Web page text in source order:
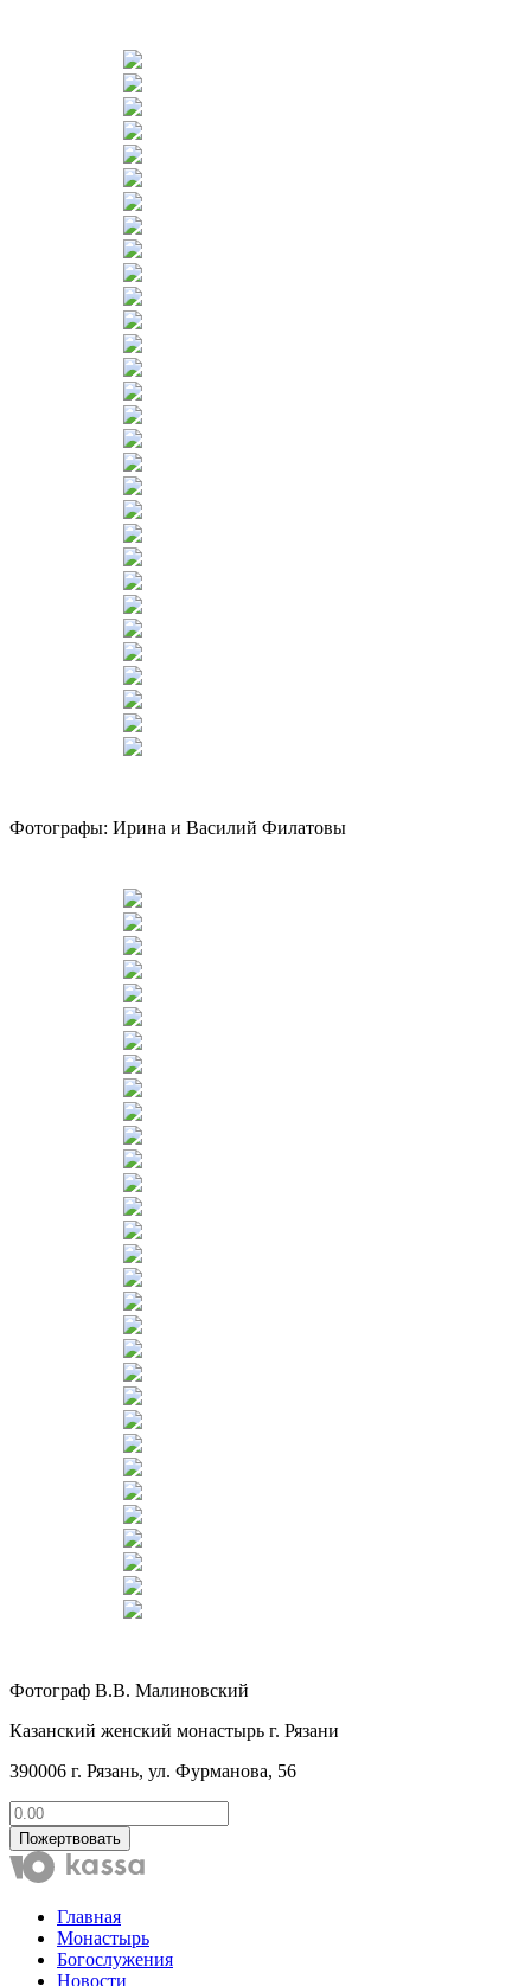
Фотографы: Ирина и Василий Филатовы
Фотограф В.В. Малиновский
Казанский женский монастырь г. Рязани
390006 г. Рязань, ул. Фурманова, 56
Пожертвовать
Главная
Монастырь
Богослужения
Новости